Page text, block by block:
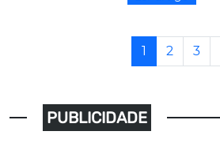
1 2 3
PUBLICIDADE